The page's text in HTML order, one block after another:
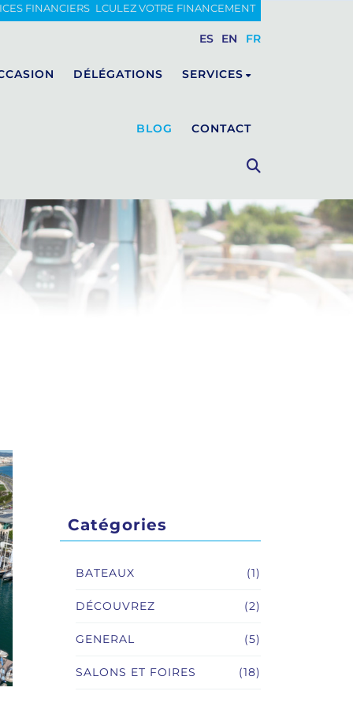
CALCULEZ VOTRE FINANCEMENT
FINANCIERS
FIART
CUSTOM LUXURY BOAT
WALKAROUND
CLASSIC
ADRENALINA
DÉLÉGATIONS SERVICES
Entretien
Hivernage
Vente de pièces détachées
BLOG CONTACT
ES EN FR
Catégories
BATEAUX (1)
DÉCOUVREZ (2)
GENERAL (5)
SALONS ET FOIRES (18)